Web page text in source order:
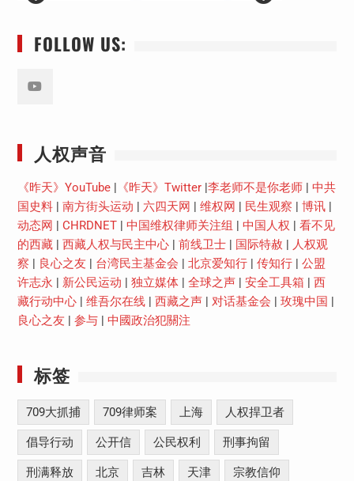
FOLLOW US:
人权声音
《昨天》YouTube| 《昨天》Twitter| 李老师不是你老师| 中共
国史料| 南方街头运动 六四天网 维权网 民生观察 博讯|
动态网
CHRDNET| 中国维权律师关注组 中国人权
看不见
的西藏| 西藏人权与民主中心| 前线卫士| 国际特赦
人权观
察
良心之友 台湾民主基金会 北京爱知行| 传知行| 公盟
许志永
新公民运动 独立媒体| 全球之声| 安全工具箱
西
藏行动中心| 维吾尔在线| 西藏之声| 对话基金会 玫瑰中国
良心之友
参与| 中國政治犯關注
标签
709大抓捕 709律师案 上海 人权捍卫者
倡导行动 公开信 公民权利 刑事拘留
刑满释放 北京 吉林 天津 宗教信仰